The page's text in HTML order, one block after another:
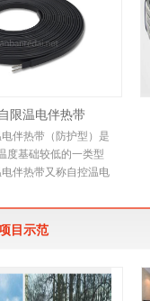
限温电伴热带
伴热带（防护型）是
度基础较低的一类型
伴热带又称自控温电
品，由高分子
目示范